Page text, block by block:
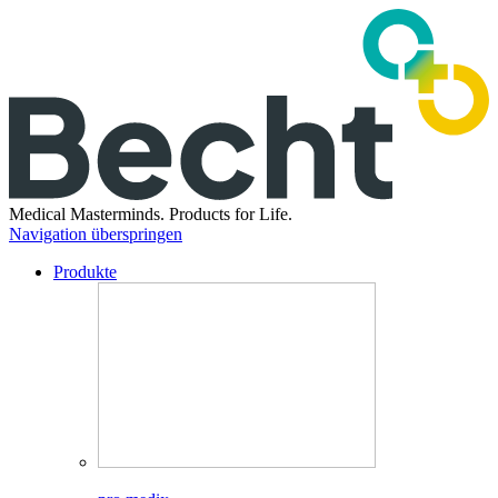
Medical Masterminds. Products for Life.
Navigation überspringen
Produkte